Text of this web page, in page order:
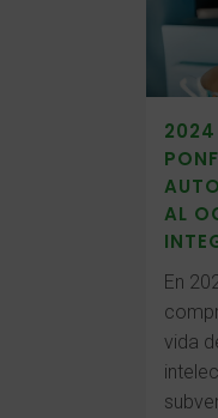
2024
AL
En
vida